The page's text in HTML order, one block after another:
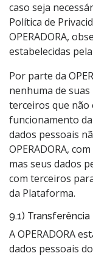
caso seja
Política de
OPERADORA,
estabelecidas pela
Por parte da
nenhuma de
terceiros que não
funcionamento
dados pessoais
OPERADORA,
mas seus dados
com terceiros
da Plataforma.
9.1)
A OPERADORA
dados pessoais